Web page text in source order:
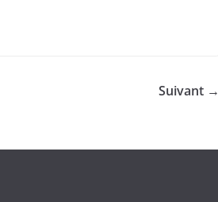
Suivant →